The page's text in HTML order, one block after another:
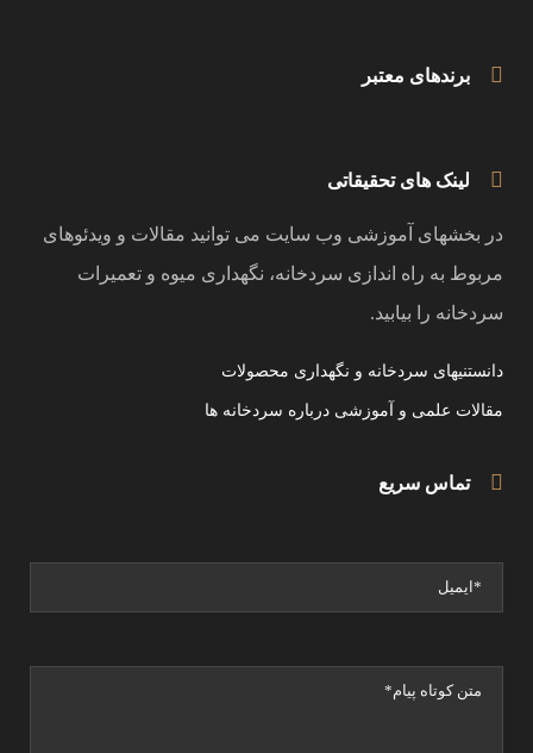
برندهای معتبر
لینک های تحقیقاتی
در بخشهای آموزشی وب سایت می توانید مقالات و ویدئوهای
مربوط به راه اندازی سردخانه، نگهداری میوه و تعمیرات
سردخانه را بیابید.
دانستنیهای سردخانه و نگهداری محصولات
مقالات علمی و آموزشی درباره سردخانه ها
تماس سریع